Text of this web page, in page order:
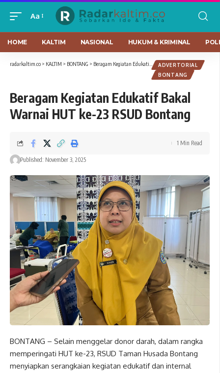
Aa
HOME KALTIM NASIONAL HUKUM & KRIMINAL
radarkaltim.co > KALTIM > BONTANG > Beragam Kegiatan Edukatif Bakal Warnai HUT ke-23 RSUD Bontang
ADVERTORIAL
BONTANG
Beragam Kegiatan Edukatif Bakal
Warnai HUT ke-23 RSUD Bontang
Published: November 3, 2025
1 Min Read
BONTANG – Selain menggelar donor darah, dalam rangka
memperingati HUT ke-23, RSUD Taman Husada Bontang
menyiapkan serangkaian kegiatan edukatif dan internal